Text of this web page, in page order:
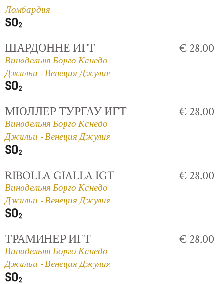
Ломбардия
ШАРДОННЕ ИГТ
Винодельня Борго Канедо
Джильи - Венеция Джулия
€ 28.00
МЮЛЛЕР ТУРГАУ ИГТ
Винодельня Борго Канедо
Джильи - Венеция Джулия
€ 28.00
RIBOLLA GIALLA IGT
Винодельня Борго Канедо
Джильи - Венеция Джулия
€ 28.00
ТРАМИНЕР ИГТ
Винодельня Борго Канедо
Джильи - Венеция Джулия
€ 28.00